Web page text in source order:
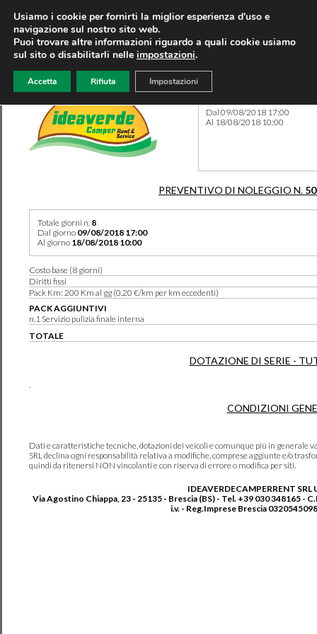
Dal 09/08/2018 17:00
Al 18/08/2018 10:00
PREVENTIVO DI NOLEGGIO N.
Totale giorni n. 8
Dal giorno 09/08/2018 17:00
Al giorno 18/08/2018 10:00
Costo base (8 giorni)
Diritti fissi
Pack Km: 200 Km al gg (0,20 €/km per km eccedenti)
PACK AGGIUNTIVI
n.1 Servizio pulizia finale interna
TOTALE
DOTAZIONE DI SERIE -
CONDIZIONI
Dati e caratteristiche tecniche, dotazioni dei veicoli e comunque più in generale
SRL declina ogni responsabilità relativa a modifiche, comprese aggiunte e/o
quindi da ritenersi NON vincolanti e con riserva di errore o modifica per siti.
IDEAVERDECAMPERRENT SRL
Via Agostino Chiappa, 23 - 25135 - Brescia (BS) - Tel. +39 030 348165 -
i.v. - Reg.Imprese Brescia
Usiamo i cookie per fornirti la miglior esperienza d'uso e
navigazione sul nostro sito web.
Puoi trovare altre informazioni riguardo a quali cookie usiamo
sul sito o disabilitarli nelle impostazioni.
Accetta Rifiuta Impostazioni